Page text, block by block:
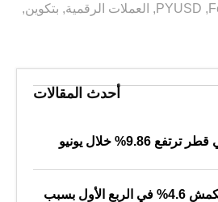
,
PYUSD
, العملات الرقمية, بتكوين,
أحدث المقالات
9.86% خلال يونيو
الاقتصاد الكويتي ينكمش 4.6% في الربع الأول بسبب